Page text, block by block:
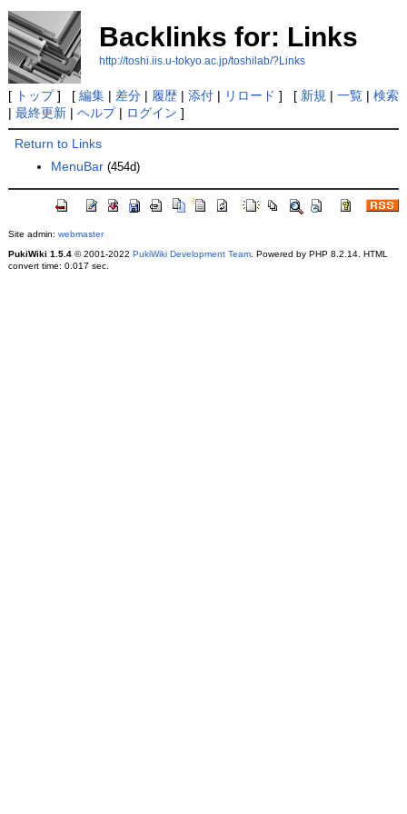
Backlinks for: Links
http://toshi.iis.u-tokyo.ac.jp/toshilab/?Links
[ トップ] [ 編集| 差分| 履歴| 添付| リロード ] [ 新規 | 一覧| 検索
| 最終更新| ヘルプ| ログイン ]
Return to Links
MenuBar (454d)
Site admin: webmaster
PukiWiki 1.5.4© 2001-2022 PukiWiki Development Team. Powered by PHP 8.2.14. HTML
convert time: 0.017 sec.